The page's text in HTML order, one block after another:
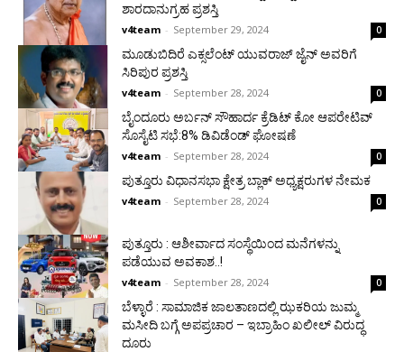
ಶಾರದಾನುಗ್ರಹ ಪ್ರಶಸ್ತಿ
v4team - September 29, 2024 0
ಮೂಡುಬಿದಿರೆ ಎಕ್ಸಲೆಂಟ್ ಯುವರಾಜ್ ಜೈನ್ ಅವರಿಗೆ
ಸಿರಿಪುರ ಪ್ರಶಸ್ತಿ
v4team - September 28, 2024 0
ಬೈಂದೂರು ಅರ್ಬನ್ ಸೌಹಾರ್ದ ಕ್ರೆಡಿಟ್ ಕೋ ಆಪರೇಟಿವ್
ಸೊಸೈಟಿ ಸಭೆ:8% ಡಿವಿಡೆಂಡ್ ಘೋಷಣೆ
v4team - September 28, 2024 0
ಪುತ್ತೂರು ವಿಧಾನಸಭಾ ಕ್ಷೇತ್ರ ಬ್ಲಾಕ್ ಅಧ್ಯಕ್ಷರುಗಳ ನೇಮಕ
v4team - September 28, 2024 0
ಪುತ್ತೂರು : ಆಶೀರ್ವಾದ ಸಂಸ್ಥೆಯಿಂದ ಮನೆಗಳನ್ನು
ಪಡೆಯುವ ಅವಕಾಶ..!
v4team - September 28, 2024 0
ಬೆಳ್ಳಾರೆ : ಸಾಮಾಜಿಕ ಜಾಲತಾಣದಲ್ಲಿ ಝಕರಿಯ ಜುಮ್ಮ
ಮಸೀದಿ ಬಗ್ಗೆ ಅಪಪ್ರಚಾರ – ಇಬ್ರಾಹಿಂ ಖಲೀಲ್ ವಿರುದ್ಧ
ದೂರು